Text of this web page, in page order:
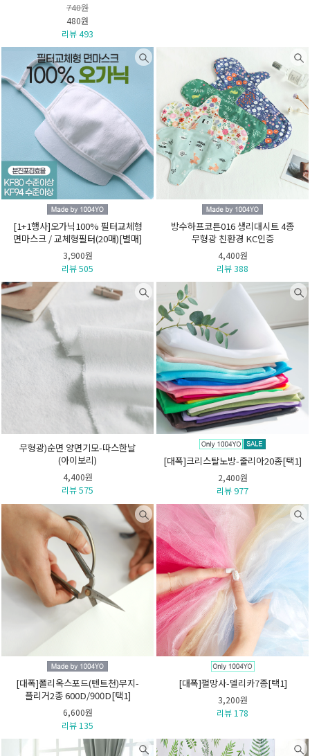
740원
480원
리뷰 493
[1+1행사]오가닉100% 필터교체형
면마스크 / 교체형필터(20매)[별매]
3,900원
리뷰 505
방수하프코튼016 생리대시트 4종
무형광 친환경 KC인증
4,400원
리뷰 388
무형광)순면 양면기모-따스한날
(아이보리)
4,400원
리뷰 575
[대폭]크리스탈노방-줄리아20종[택1]
2,400원
리뷰 977
[대폭]폴리옥스포드(텐트천)무지-
플리거2종 600D/900D[택1]
6,600원
리뷰 135
[대폭]펄망사-델리카7종[택1]
3,200원
리뷰 178